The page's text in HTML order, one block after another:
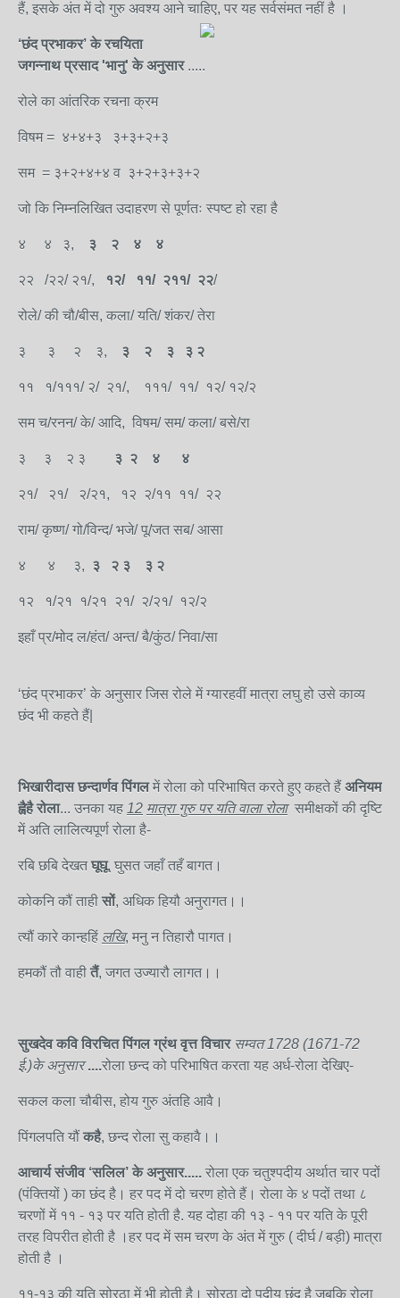
हैं, इसके अंत में दो गुरु अवश्य आने चाहिए, पर यह सर्वसंमत नहीं है ।
‘छंद प्रभाकर’ के रचयिता
जगन्नाथ प्रसाद 'भानु' के अनुसार.....
रोले का आंतरिक रचना क्रम
विषम = ४+४+३ ३+३+२+३
सम = ३+२+४+४ व ३+२+३+३+२
जो कि निम्नलिखित उदाहरण से पूर्णतः स्पष्ट हो रहा है
४ ४ ३, ३ २ ४ ४
२२ /२२/ २१/, १२/ ११/ २११/ २२/
रोले/ की चौ/बीस, कला/ यति/ शंकर/ तेरा
३ ३ २ ३, ३ २ ३ ३ २
११ १/१११/ २/ २१/, १११/ ११/ १२/ १२/२
सम च/रनन/ के/ आदि, विषम/ सम/ कला/ बसे/रा
३ ३ २ ३ ३ २ ४ ४
२१/ २१/ २/२१, १२ २/११ ११/ २२
राम/ कृष्ण/ गो/विन्द/ भजे/ पू/जत सब/ आसा
४ ४ ३, ३ २ ३ ३ २
१२ १/२१ १/२१ २१/ २/२१/ १२/२
इहाँ प्र/मोद ल/हंत/ अन्त/ बै/कुंठ/ निवा/सा
‘छंद प्रभाकर’ के अनुसार जिस रोले में ग्यारहवीं मात्रा लघु हो उसे काव्य
छंद भी कहते हैं|
भिखारीदास छन्दार्णव पिंगलमें रोला को परिभाषित करते हुए कहते हैं अनियम
ह्वैहै रोला... उनका यह 12 मात्रा गुरु पर यति वालारोलासमीक्षकों की दृष्टि
में अति लालित्यपूर्ण रोला है-
रबि छबि देखतघूघू, घुसत जहाँ तहँ बागत।
कोकनि कौं ताही सों, अधिक हियौ अनुरागत।।
त्यौं कारे कान्हहिं लखि, मनु न तिहारौ पागत।
हमकौं तौ वाही तैं, जगत उज्यारौ लागत।।
सुखदेव कविविरचित पिंगल ग्रंथ वृत्त विचार सम्वत 1728 (1671-72
ई.)के अनुसार ....रोला छन्द को परिभाषित करता यह अर्ध-रोला देखिए-
सकल कला चौबीस, होय गुरु अंतहि आवै।
पिंगलपति यौं कहै, छन्द रोला सु कहावै।।
आचार्य संजीव ‘सलिल’ के अनुसार..... रोला एक चतुश्पदीय अर्थात चार पदों
(पंक्तियों ) का छंद है। हर पद में दो चरण होते हैं। रोला के ४ पदों तथा ८
चरणों में ११ - १३ पर यति होती है. यह दोहा की १३ - ११ पर यति के पूरी
तरह विपरीत होती है ।हर पद में सम चरण के अंत में गुरु ( दीर्घ / बड़ी) मात्रा
होती है ।
११-१३ की यति सोरठा में भी होती है। सोरठा दो पदीय छंद है जबकि रोला